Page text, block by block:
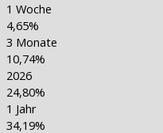
1 Woche
4,65%
3 Monate
10,74%
2026
24,80%
1 Jahr
34,19%